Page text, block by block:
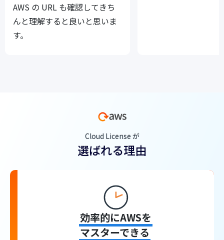
AWS の URL も確認してきち
んと理解すると良いと思いま
す。
Cloud License が
選ばれる理由
効率的にAWSを
マスターできる